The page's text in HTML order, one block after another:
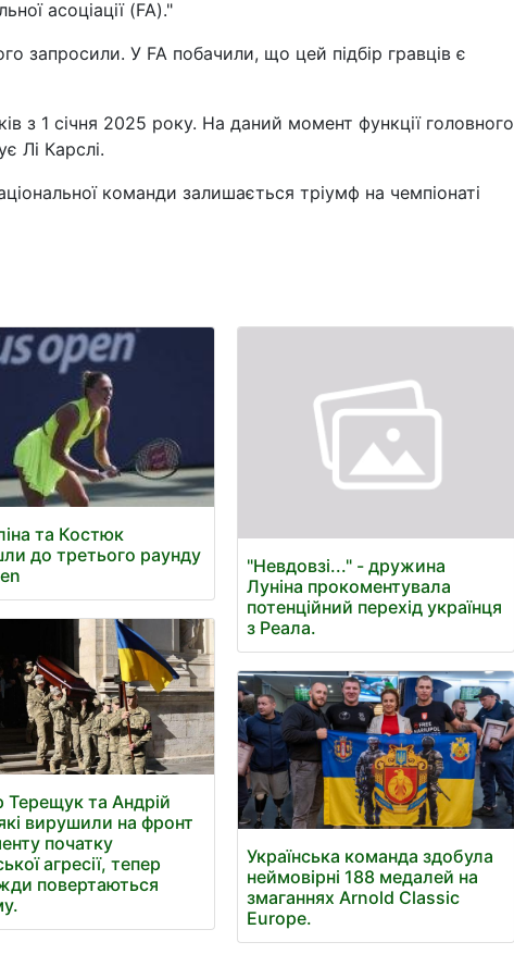
асоціації (FA)."
запросили. У FA побачили, що цей підбір гравців є
з 1 січня 2025 року. На даний момент функції головного
Лі Карслі.
команди залишається тріумф на чемпіонаті
та Костюк
до третього раунду
Терещук та Андрій
вирушили на фронт
початку
агресії, тепер
повертаються
"Невдовзі..." - дружина
Луніна прокоментувала
потенційний перехід українця
з Реала.
Українська команда здобула
неймовірні 188 медалей на
змаганнях Arnold Classic
Europe.